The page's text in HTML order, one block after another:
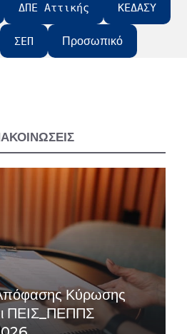
ΔΠΕ Αττικής ΚΕΔΑΣΥ
ΣΕΠ Προσωπικό
Κύρωσης
ΠΕΙΣ_ΠΕΠΠΣ